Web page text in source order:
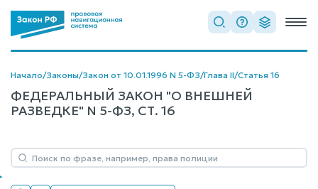
Начало/Законы/Закон от 10.01.1996 N 5-ФЗ/Глава II/Статья 16
ФЕДЕРАЛЬНЫЙ ЗАКОН "О ВНЕШНЕЙ
РАЗВЕДКЕ" N 5-ФЗ, СТ. 16